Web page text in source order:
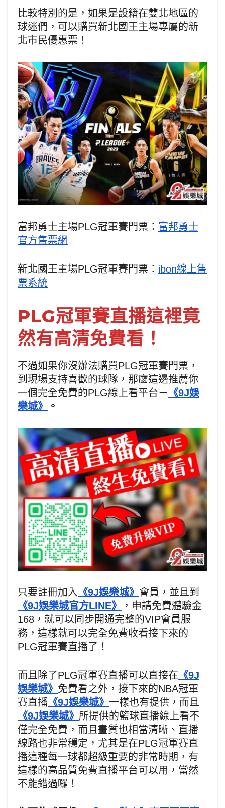
比較特別的是，如果是設籍在雙北地區的
球迷們，可以購買新北國王主場專屬的新
北市民優惠票！
富邦勇士主場PLG冠軍賽門票： 富邦勇士
官方售票網
新北國王主場PLG冠軍賽門票： ibon線上售
票系統
PLG冠軍賽直播這裡竟
然有高清免費看！
不過如果你沒辦法購買PLG冠軍賽門票，
到現場支持喜歡的球隊，那麼這邊推薦你
一個完全免費的PLG線上看平台－ 《9J娛
樂城》
。
只要註冊加入 《9J娛樂城》 會員，並且到
《9J娛樂城官方LINE》
，申請免費體驗金
168，就可以同步開通完整的VIP會員服
務，這樣就可以完全免費收看接下來的
PLG冠軍賽直播了！
而且除了PLG冠軍賽直播可以直接在 《9J
娛樂城》 免費看之外，接下來的NBA冠軍
賽直播 《9J娛樂城》 一樣也有提供，而且
《9J娛樂城》 所提供的籃球直播線上看不
僅完全免費，而且畫質也相當清晰、直播
線路也非常穩定，尤其是在PLG冠軍賽直
播這種每一球都超級重要的非常時期，有
這樣的高品質免費直播平台可以用，當然
不能錯過囉！